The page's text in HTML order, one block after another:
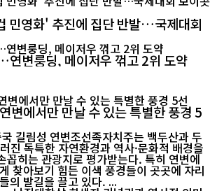
민영화' 추진에 집단 반발…국제대회
변룽딩, 메이저우 꺾고 2위 도약
변에서만 만날 수 있는 특별한 풍경 5
길림성 연변조선족자치주는 백두산과 두
진 독특한 자연환경과 역사·문화적 배경을
꼽히는 관광지로 평가받는다. 특히 연변에
찾아보기 힘든 이색 풍경들이 곳곳에 자리
해 있어 국내외 관광객들의 발길을 끌고 있다. ...